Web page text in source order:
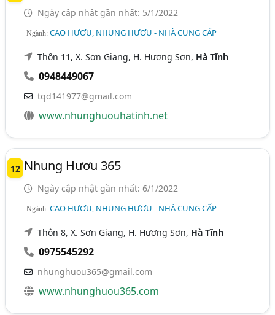
Ngày cập nhật gần nhất: 5/1/2022
Ngành:CAO HƯƠU, NHUNG HƯƠU - NHÀ CUNG CẤP
Thôn 11, X. Sơn Giang, H. Hương Sơn, Hà Tĩnh
0948449067
tqd141977@gmail.com
www.nhunghuouhatinh.net
12 Nhung Hươu 365
Ngày cập nhật gần nhất: 6/1/2022
Ngành:CAO HƯƠU, NHUNG HƯƠU - NHÀ CUNG CẤP
Thôn 8, X. Sơn Giang, H. Hương Sơn, Hà Tĩnh
0975545292
nhunghuou365@gmail.com
www.nhunghuou365.com